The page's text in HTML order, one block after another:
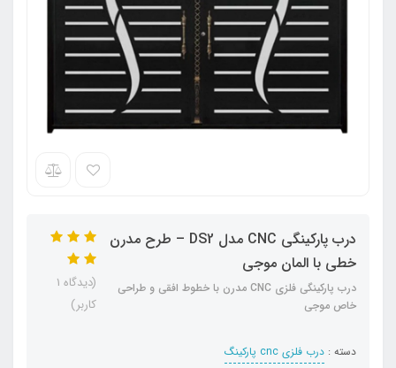
درب پارکینگی CNC مدل DS2 – طرح مدرن
خطی با المان موجی
درب پارکینگی فلزی CNC مدرن با خطوط افقی و طراحی
خاص موجی
دسته : درب فلزی cnc پارکینگ
(دیدگاه 1
کاربر)